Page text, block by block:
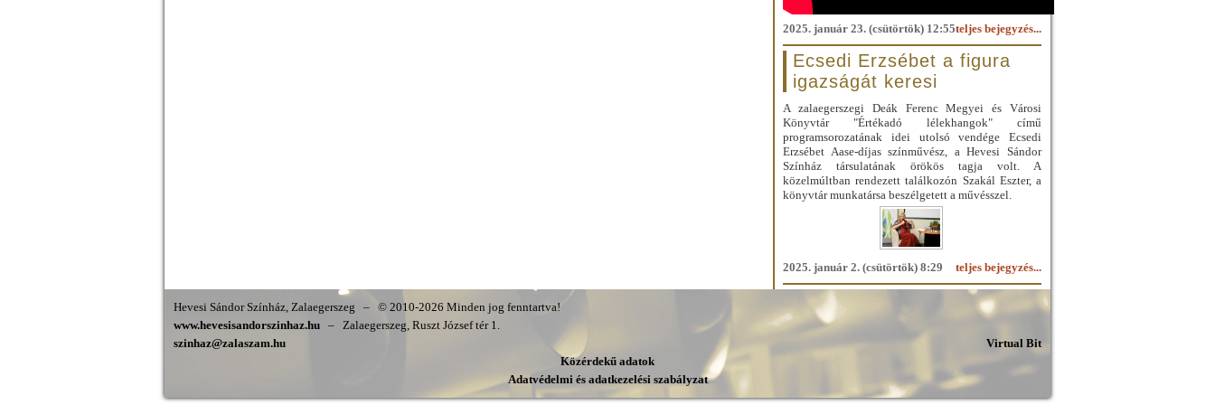
teljes bejegyzés...
2025. január 23. (csütörtök) 12:55
Ecsedi Erzsébet a figura
igazságát keresi
A zalaegerszegi Deák Ferenc Megyei és Városi
Könyvtár "Értékadó lélekhangok" című
programsorozatának idei utolsó vendége Ecsedi
Erzsébet Aase-díjas színművész, a Hevesi Sándor
Színház társulatának örökös tagja volt. A
közelmúltban rendezett találkozón Szakál Eszter, a
könyvtár munkatársa beszélgetett a művésszel.
teljes bejegyzés...
2025. január 2. (csütörtök) 8:29
Virtual Bit
Hevesi Sándor Színház, Zalaegerszeg – © 2010-2026 Minden jog fenntartva!
www.hevesisandorszinhaz.hu –
Zalaegerszeg, Ruszt József tér 1.
szinhaz@zalaszam.hu
Közérdekű adatok
Adatvédelmi és adatkezelési szabályzat